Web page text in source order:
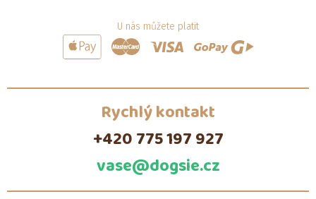
U nás můžete platit
Rychlý kontakt
+420 775 197 927
vase@dogsie.cz